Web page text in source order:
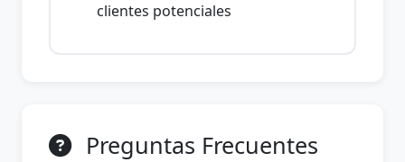
clientes potenciales
Preguntas Frecuentes